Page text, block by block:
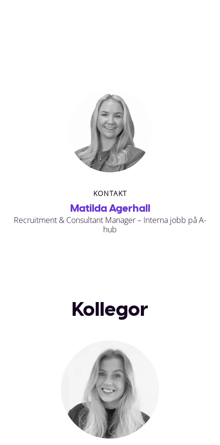
KONTAKT
Matilda Agerhall
Recruitment & Consultant Manager – Interna jobb på A-
hub
Kollegor